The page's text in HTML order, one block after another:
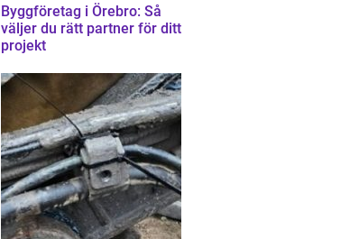
Byggföretag i Örebro: Så
väljer du rätt partner för ditt
projekt